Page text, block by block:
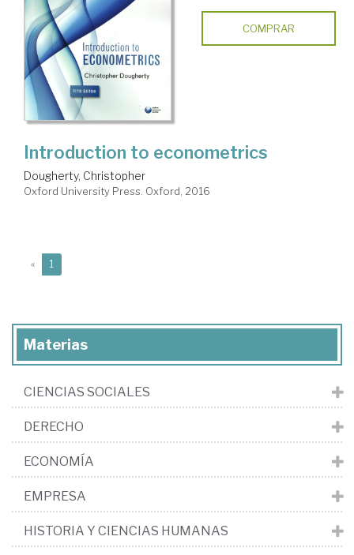
COMPRAR
Introduction to econometrics
Dougherty, Christopher
Oxford University Press. Oxford, 2016
« 1
Materias
CIENCIAS SOCIALES
DERECHO
ECONOMÍA
EMPRESA
HISTORIA Y CIENCIAS HUMANAS